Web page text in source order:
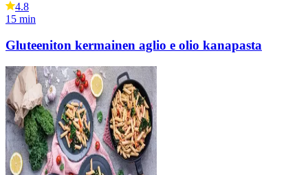
4.8
15 min
Gluteeniton kermainen aglio e olio kanapasta